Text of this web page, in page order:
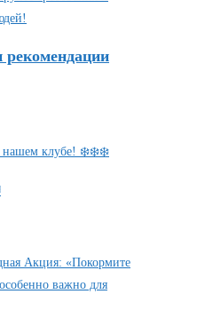
рекомендации